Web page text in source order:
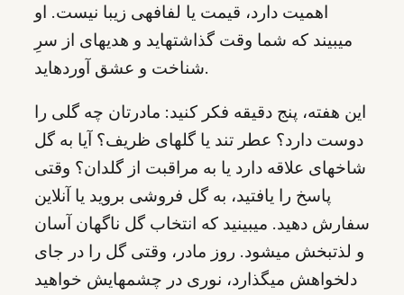
اهمیت دارد، قیمت یا لفافهی زیبا نیست. او
میبیند که شما وقت گذاشتهاید و هدیهای از سرِ
شناخت و عشق آوردهاید.
این هفته، پنج دقیقه فکر کنید: مادرتان چه گلی را
دوست دارد؟ عطر تند یا گلهای ظریف؟ آیا به گل
شاخهای علاقه دارد یا به مراقبت از گلدان؟ وقتی
پاسخ را یافتید، به گل فروشی بروید یا آنلاین
سفارش دهید. میبینید که انتخاب گل ناگهان آسان
و لذتبخش میشود. روز مادر، وقتی گل را در جای
دلخواهش میگذارد، نوری در چشمهایش خواهید